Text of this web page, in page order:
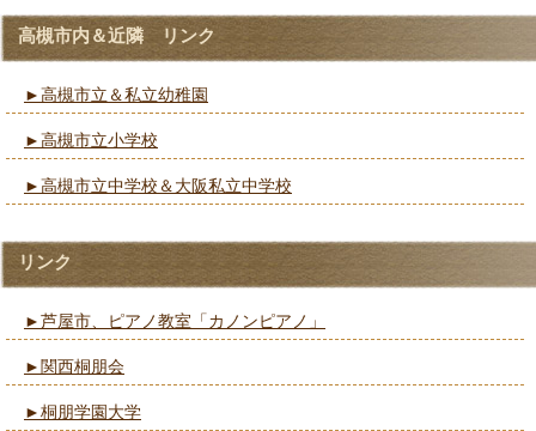
高槻市内＆近隣 リンク
►高槻市立＆私立幼稚園
►高槻市立小学校
►高槻市立中学校＆大阪私立中学校
リンク
►芦屋市、ピアノ教室「カノンピアノ」
►関西桐朋会
►桐朋学園大学